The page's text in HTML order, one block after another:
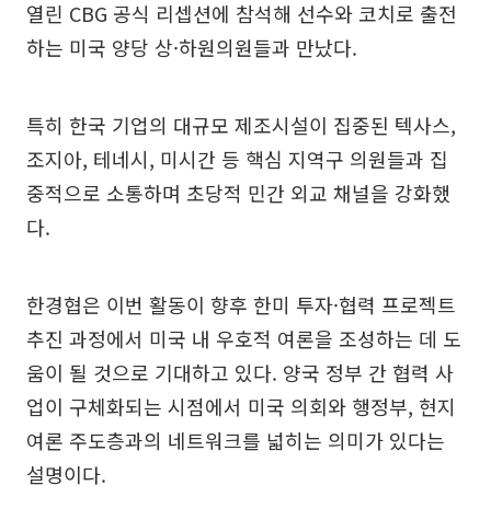
열린 CBG 공식 리셉션에 참석해 선수와 코치로 출전
하는 미국 양당 상·하원의원들과 만났다.
특히 한국 기업의 대규모 제조시설이 집중된 텍사스,
조지아, 테네시, 미시간 등 핵심 지역구 의원들과 집
중적으로 소통하며 초당적 민간 외교 채널을 강화했
다.
한경협은 이번 활동이 향후 한미 투자·협력 프로젝트
추진 과정에서 미국 내 우호적 여론을 조성하는 데 도
움이 될 것으로 기대하고 있다. 양국 정부 간 협력 사
업이 구체화되는 시점에서 미국 의회와 행정부, 현지
여론 주도층과의 네트워크를 넓히는 의미가 있다는
설명이다.